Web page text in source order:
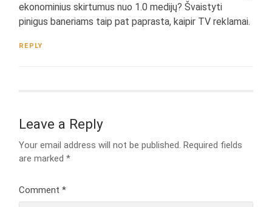
ekonominius skirtumus nuo 1.0 medijų? Švaistyti
pinigus baneriams taip pat paprasta, kaipir TV reklamai.
REPLY
Leave a Reply
Your email address will not be published. Required fields
are marked*
Comment*